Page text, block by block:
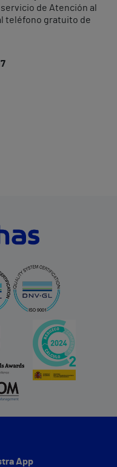
de Atención al
teléfono gratuito de
App